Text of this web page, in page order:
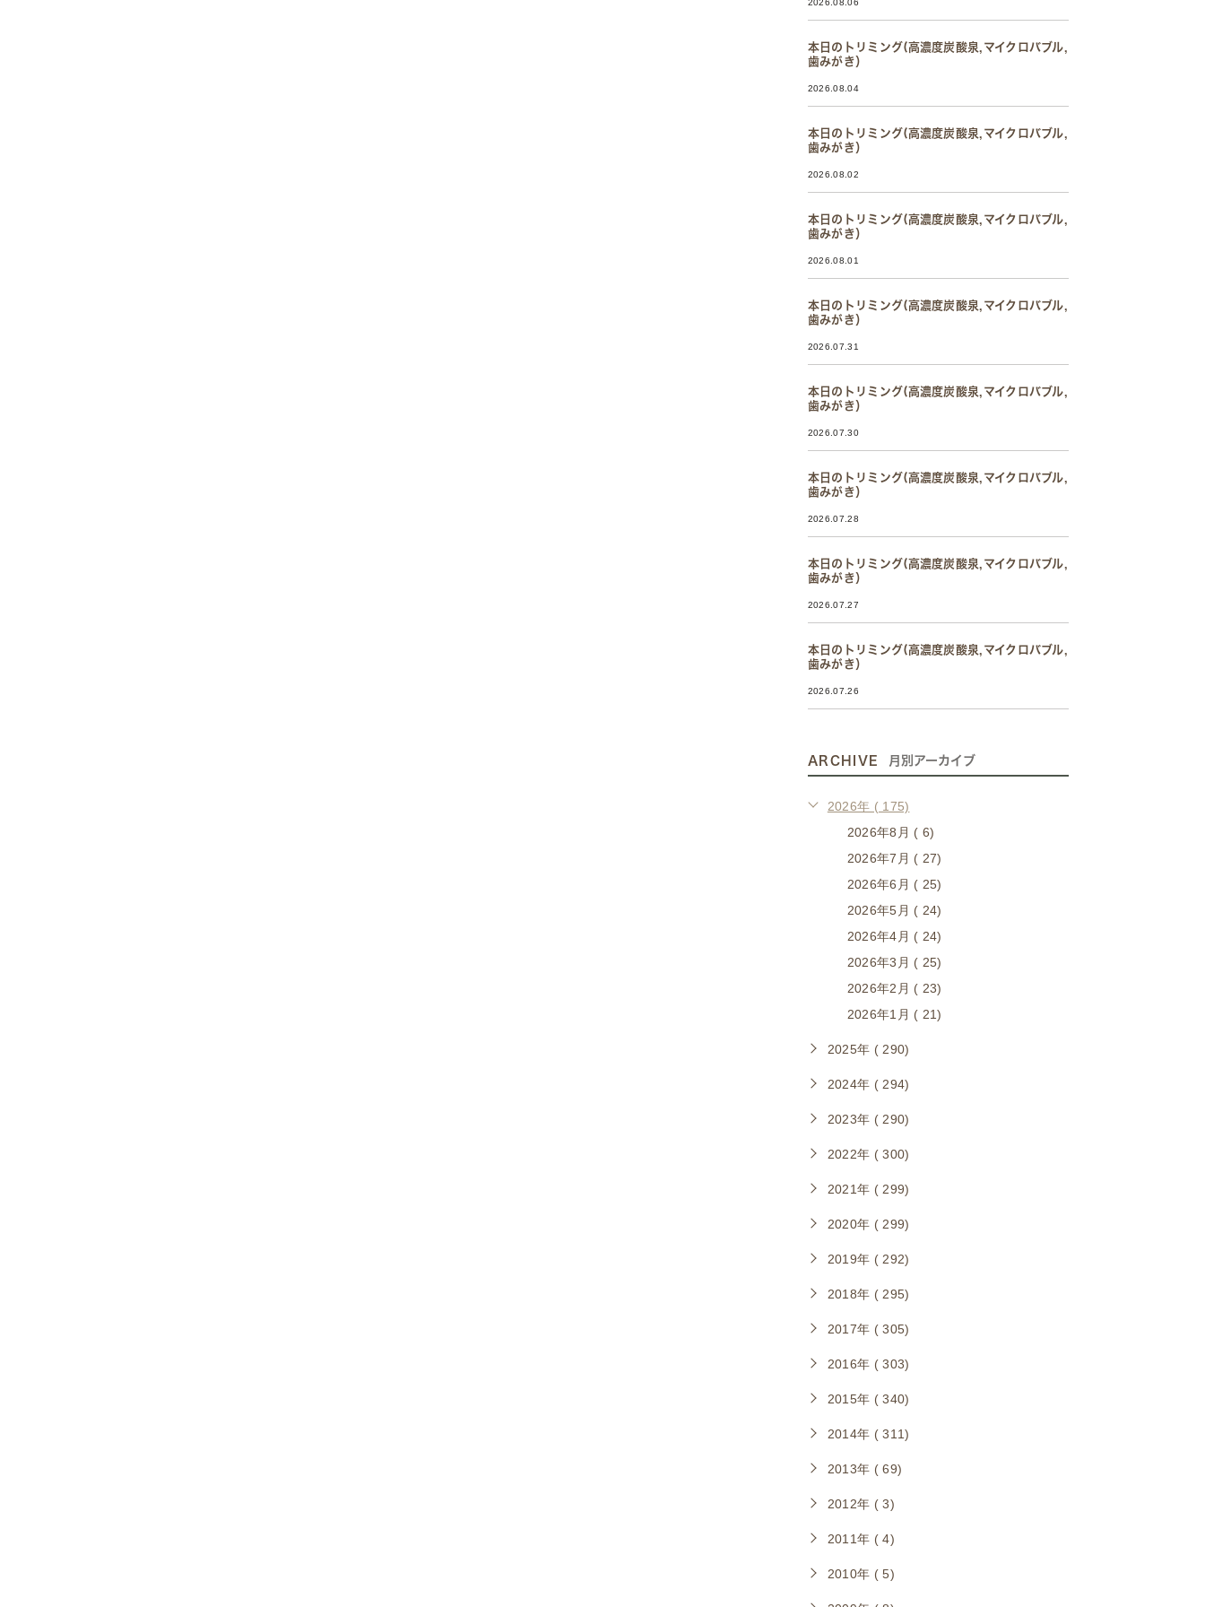
2026.08.06
本日のトリミング(高濃度炭酸泉,マイクロバブル,
歯みがき）
2026.08.04
本日のトリミング(高濃度炭酸泉,マイクロバブル,
歯みがき）
2026.08.02
本日のトリミング(高濃度炭酸泉,マイクロバブル,
歯みがき）
2026.08.01
本日のトリミング(高濃度炭酸泉,マイクロバブル,
歯みがき）
2026.07.31
本日のトリミング(高濃度炭酸泉,マイクロバブル,
歯みがき）
2026.07.30
本日のトリミング(高濃度炭酸泉,マイクロバブル,
歯みがき）
2026.07.28
本日のトリミング(高濃度炭酸泉,マイクロバブル,
歯みがき）
2026.07.27
本日のトリミング(高濃度炭酸泉,マイクロバブル,
歯みがき）
2026.07.26
ARCHIVE 月別アーカイブ
2026年 ( 175)
2026年8月 ( 6)
2026年7月 ( 27)
2026年6月 ( 25)
2026年5月 ( 24)
2026年4月 ( 24)
2026年3月 ( 25)
2026年2月 ( 23)
2026年1月 ( 21)
2025年 ( 290)
2024年 ( 294)
2023年 ( 290)
2022年 ( 300)
2021年 ( 299)
2020年 ( 299)
2019年 ( 292)
2018年 ( 295)
2017年 ( 305)
2016年 ( 303)
2015年 ( 340)
2014年 ( 311)
2013年 ( 69)
2012年 ( 3)
2011年 ( 4)
2010年 ( 5)